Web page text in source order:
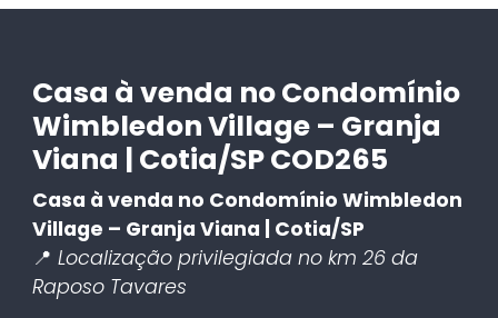
Casa à venda no Condomínio
Wimbledon Village – Granja
Viana | Cotia/SP COD265
Casa à venda no Condomínio Wimbledon
Village – Granja Viana | Cotia/SP
📍 Localização privilegiada no km 26 da
Raposo Tavares